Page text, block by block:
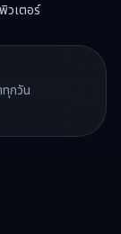
วเตอร์
บไทย ดูฟรีออนไล
งจีน ละครจีน มิ
กวัน